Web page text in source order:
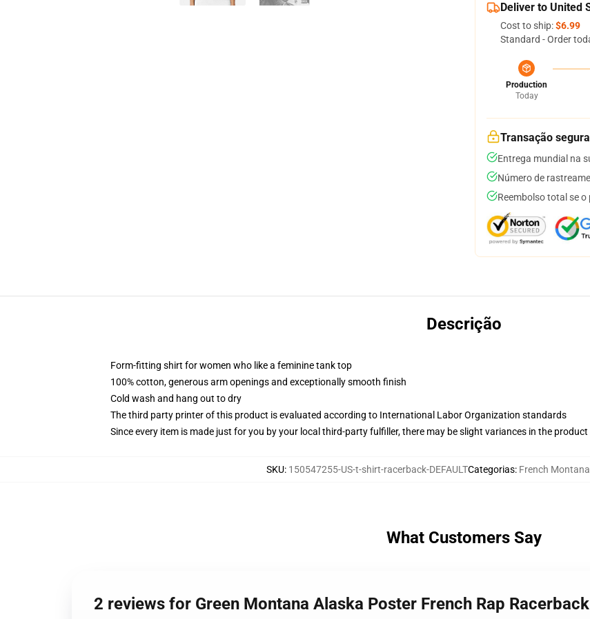
Deliver to United
Cost to ship:$6.99
Standard - Order
Production
Today
Transação segura
Entrega mundial na
Número de
Reembolso total se
Descrição
Form-fitting shirt for women who like a feminine tank top
100% cotton, generous arm openings and exceptionally smooth finish
Cold wash and hang out to dry
The third party printer of this product is evaluated according to International Labor Organization standards
Since every item is made just for you by your local third-party fulfiller, there may be slight variances in the product
SKU: 150547255-US-t-shirt-racerback-DEFAULTCategorias: French
What Customers Say
2 reviews for Green Montana Alaska Poster French Rap